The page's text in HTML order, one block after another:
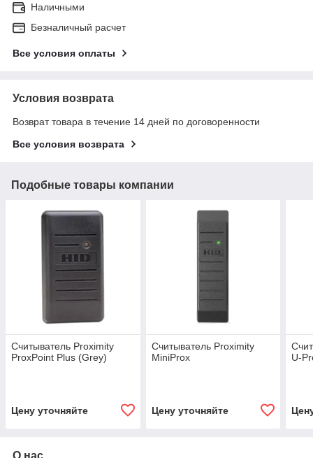
Наличными
Безналичный расчет
Все условия оплаты
Условия возврата
Возврат товара в течение 14 дней по договоренности
Все условия возврата
Подобные товары компании
Считыватель Proximity
ProxPoint Plus (Grey)
Цену уточняйте
Считыватель Proximity
MiniProx
Цену уточняйте
U-